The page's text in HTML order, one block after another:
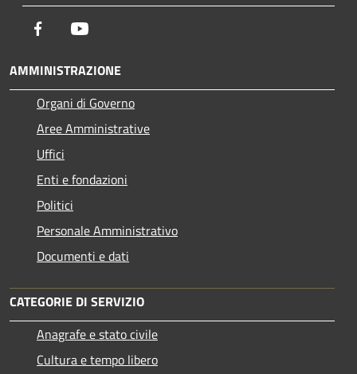
Facebook
AMMINISTRAZIONE
Organi di Governo
Aree Amministrative
Uffici
Enti e fondazioni
Politici
Personale Amministrativo
Documenti e dati
CATEGORIE DI SERVIZIO
Anagrafe e stato civile
Cultura e tempo libero